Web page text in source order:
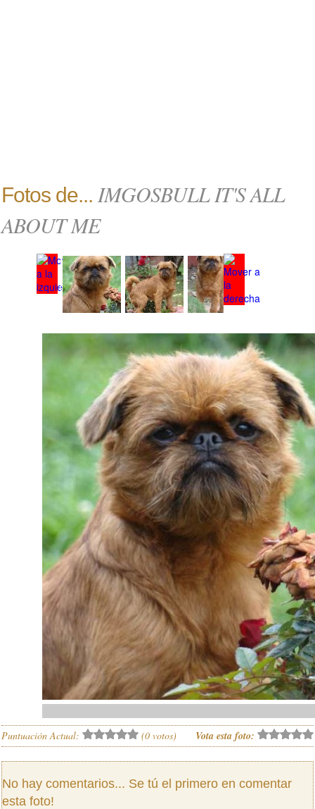
Fotos de... IMGOSBULL IT'S ALL
ABOUT ME
Puntuación Actual: (0 votos) Vota esta foto:
No hay comentarios... Se tú el primero en comentar
esta foto!